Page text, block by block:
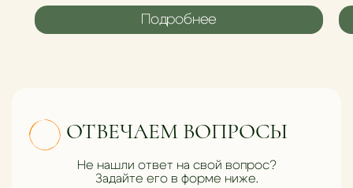
Подробнее
ОТВЕЧАЕМ ВОПРОСЫ
Не нашли ответ на свой вопрос?
Задайте его в форме ниже.